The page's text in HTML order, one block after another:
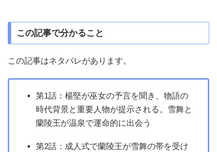
この記事で分かること
この記事はネタバレがあります。
第1話：楊堅が巫女の予言を聞き、物語の
時代背景と重要人物が提示される。雪舞と
蘭陵王が温泉で運命的に出会う
第2話：成人式で蘭陵王が雪舞の帯を受け